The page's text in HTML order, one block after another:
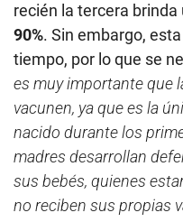
recién la tercera brinda
90%. Sin embargo,
tiempo, por lo que se
es muy importante que
vacunen, ya que es la
nacido durante los
madres desarrollan
sus bebés, quienes
no reciben sus propias